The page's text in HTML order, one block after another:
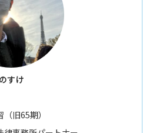
のすけ
旧65期）